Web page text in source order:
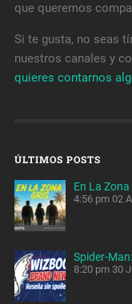
que queremos
Si te gusta, no seas
nuestros canales y
quieres contarnos
ÚLTIMOS POSTS
En La
4:56 pm 02
Spider-
8:20 pm 30